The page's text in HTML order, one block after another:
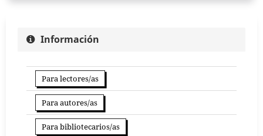
Información
Para lectores/as
Para autores/as
Para bibliotecarios/as